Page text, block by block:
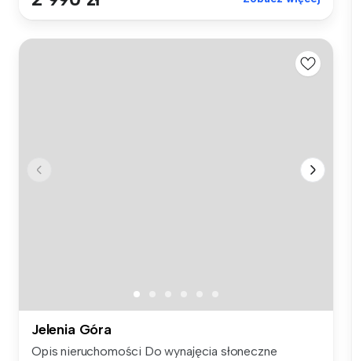
Jelenia Góra
Opis nieruchomości Do wynajęcia słoneczne